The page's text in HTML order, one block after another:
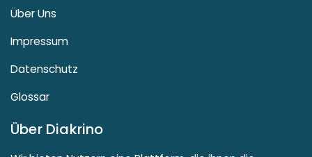
Über Uns
Impressum
Datenschutz
Glossar
Über Diakrino